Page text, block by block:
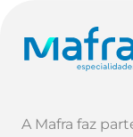
A Mafra faz